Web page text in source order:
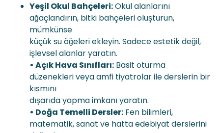
Yeşil Okul Bahçeleri:Okul alanlarını
ağaçlandırın, bitki bahçeleri oluşturun,
mümkünse
küçük su öğeleri ekleyin. Sadece estetik değil,
işlevsel alanlar yaratın.
• Açık Hava Sınıfları: Basit oturma
düzenekleri veya amfi tiyatrolar ile derslerin bir
kısmını
dışarıda yapma imkanı yaratın.
• Doğa Temelli Dersler: Fen bilimleri,
matematik, sanat ve hatta edebiyat derslerini